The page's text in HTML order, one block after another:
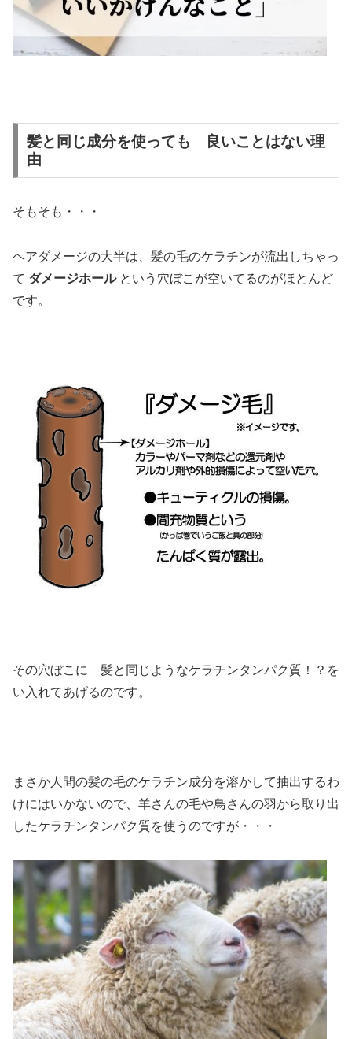
髪と同じ成分を使っても 良いことはない理
由
そもそも・・・
ヘアダメージの大半は、髪の毛のケラチンが流出しちゃっ
て ダメージホールという穴ぼこが空いてるのがほとんど
です。
その穴ぼこに 髪と同じようなケラチンタンパク質！？を
い入れてあげるのです。
まさか人間の髪の毛のケラチン成分を溶かして抽出するわ
けにはいかないので、羊さんの毛や鳥さんの羽から取り出
したケラチンタンパク質を使うのですが・・・